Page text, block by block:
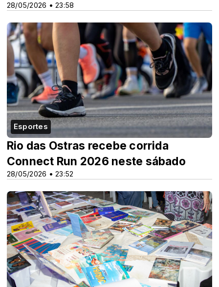
28/05/2026 • 23:58
Esportes
28/05/2026 • 23:52
Rio das Ostras recebe corrida
Connect Run 2026 neste sábado